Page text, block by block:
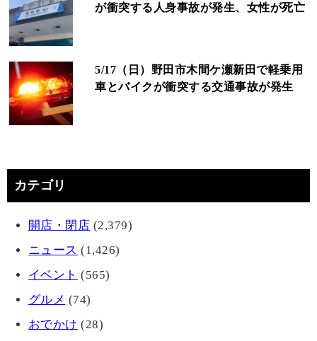
が衝突する人身事故が発生、女性が死亡
5/17（日）野田市木間ケ瀬新田で軽乗用
車とバイクが衝突する交通事故が発生
カテゴリ
開店・閉店 (2,379)
ニュース (1,426)
イベント (565)
グルメ (74)
おでかけ (28)